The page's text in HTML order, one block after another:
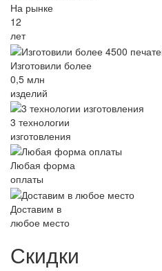
На рынке
12
лет
Изготовили более
0,5 млн
изделий
3 технологии
изготовления
Любая форма
оплаты
Доставим в
любое место
Скидки